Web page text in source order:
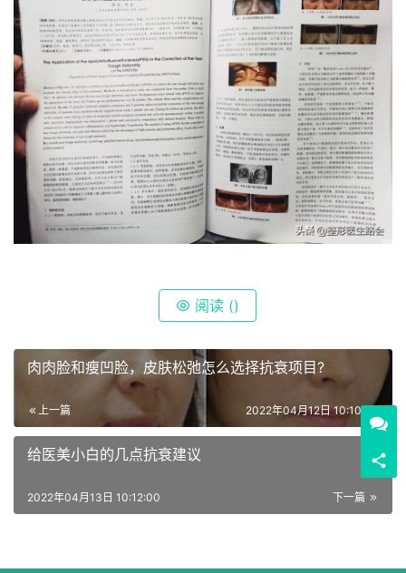
阅读 ()
肉肉脸和瘦凹脸，皮肤松弛怎么选择抗衰项目?
上一篇 2022年04月12日 10:10:00
给医美小白的几点抗衰建议
下一篇
2022年04月13日 10:12:00